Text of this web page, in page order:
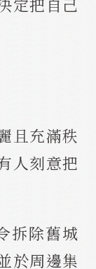
定把自己
且充滿秩
人刻意把
拆除舊城
於周邊集